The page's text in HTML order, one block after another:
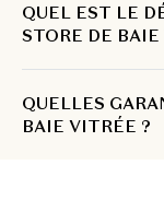
QUEL EST LE
STORE DE
QUELLES
BAIE VITRÉE ?